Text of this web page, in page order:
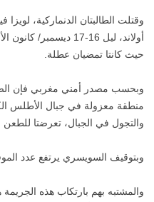
وقتلت الطالبتان الدنماركية،
أولاند، ليل 16-17
حيث كانتا تمضيان عطلة.
وبحسب مصدر أمني مغربي فإن
منطقة معزولة في جبال الأطلس
والتجول في الجبال، تعرضتا
وبتوقيف السويسري يرتفع عدد الموقوفين
والمشتبه بهم بارتكاب هذه الجريمة